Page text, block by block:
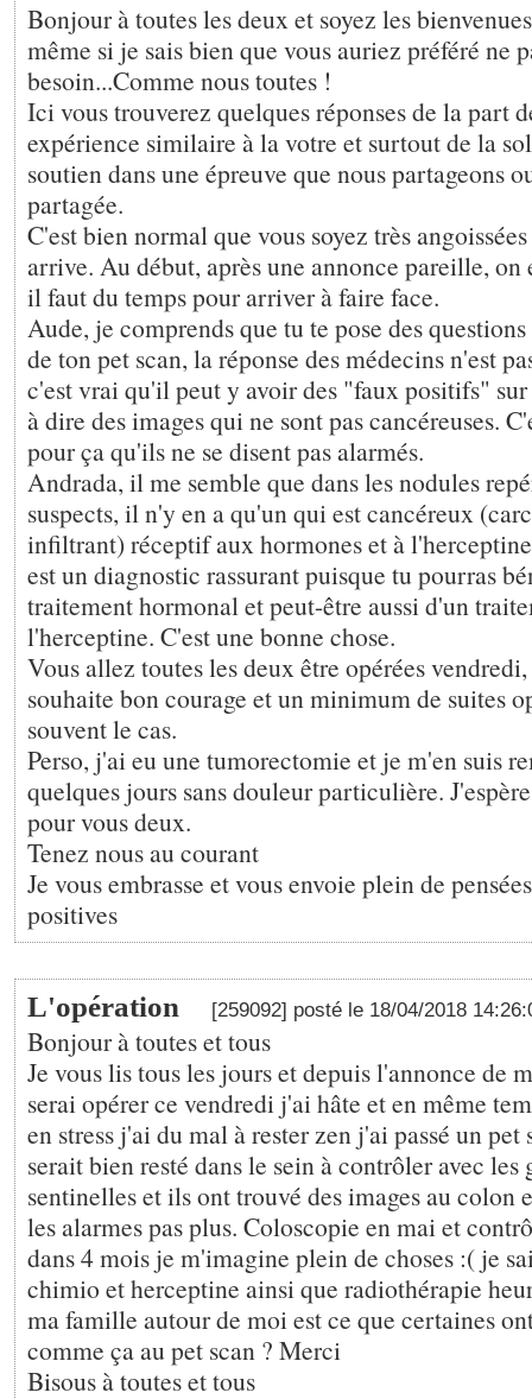
Bonjour à toutes les deux et soyez les
même si je sais bien que vous auriez préféré ne
besoin...Comme nous toutes !
Ici vous trouverez quelques réponses de la part
expérience similaire à la votre et surtout de la
soutien dans une épreuve que nous partageons
partagée.
C'est bien normal que vous soyez très
arrive. Au début, après une annonce pareille, on
il faut du temps pour arriver à faire face.
Aude, je comprends que tu te pose des
de ton pet scan, la réponse des médecins n'est
c'est vrai qu'il peut y avoir des "faux positifs" sur
à dire des images qui ne sont pas cancéreuses.
pour ça qu'ils ne se disent pas alarmés.
Andrada, il me semble que dans les nodules
suspects, il n'y en a qu'un qui est cancéreux
infiltrant) réceptif aux hormones et à
est un diagnostic rassurant puisque tu pourras
traitement hormonal et peut-être aussi d'un
l'herceptine. C'est une bonne chose.
Vous allez toutes les deux être opérées
souhaite bon courage et un minimum de suites
souvent le cas.
Perso, j'ai eu une tumorectomie et je m'en suis
quelques jours sans douleur particulière.
pour vous deux.
Tenez nous au courant
Je vous embrasse et vous envoie plein de
positives
L'opération [259092] posté le 18/04/2018
Bonjour à toutes et tous
Je vous lis tous les jours et depuis l'annonce de
serai opérer ce vendredi j'ai hâte et en même
en stress j'ai du mal à rester zen j'ai passé un
serait bien resté dans le sein à contrôler avec les
sentinelles et ils ont trouvé des images au colon
les alarmes pas plus. Coloscopie en mai et
dans 4 mois je m'imagine plein de choses :( je
chimio et herceptine ainsi que radiothérapie
ma famille autour de moi est ce que certaines
comme ça au pet scan ? Merci
Bisous à toutes et tous